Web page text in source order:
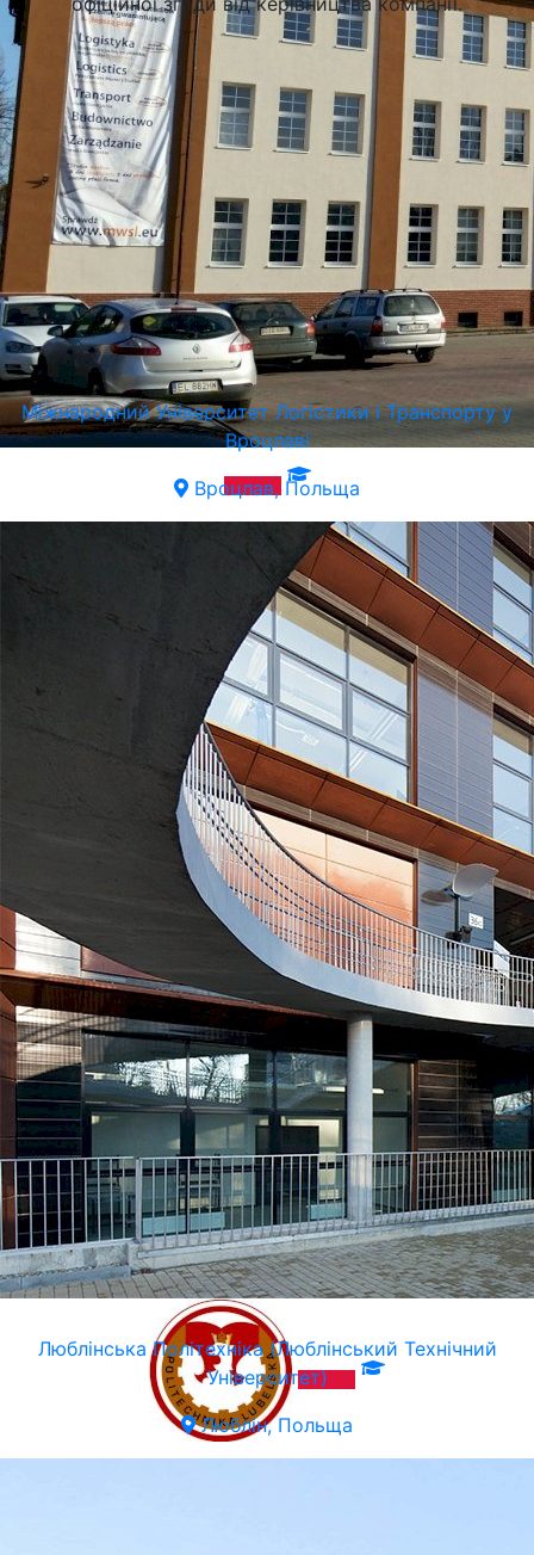
Поля
Люблін, Польща
Університет Підприємництва та Адміністрації в Любліні
Люблін, Польща
Міжнародний Університет Логістики і Транспорту у
Вроцлаві
Вроцлав, Польща
Люблiнська Політехніка (Люблінський Технічний
Університет)
Люблін, Польща